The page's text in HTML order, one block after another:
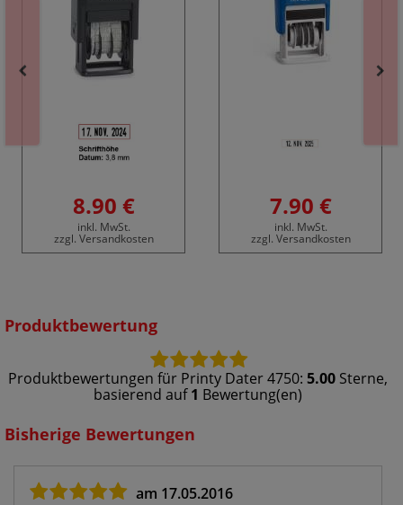
8.90 €
inkl. MwSt.
zzgl. Versandkosten
7.90 €
inkl. MwSt.
zzgl. Versandkosten
Produktbewertung
Produktbewertungen für Printy Dater 4750: 5.00 Sterne,
basierend auf1 Bewertung(en)
Bisherige Bewertungen
am 17.05.2016